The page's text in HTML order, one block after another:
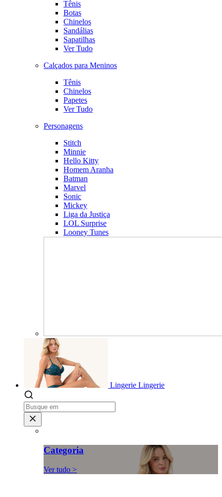
Tênis
Botas
Chinelos
Sandálias
Sapatilhas
Ver Tudo
Calçados para Meninos
Tênis
Chinelos
Papetes
Ver Tudo
Personagens
Stitch
Minnie
Hello Kitty
Homem Aranha
Batman
Marvel
Sonic
Mickey
Liga da Justiça
LOL Surprise
Looney Tunes
Lingerie Lingerie
Categoria
Ver tudo >